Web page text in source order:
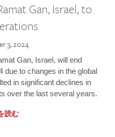
Gan, Israel, to
3, 2024
Gan, Israel, will end
due to changes in the global
in significant declines in
over the last several years.
読む